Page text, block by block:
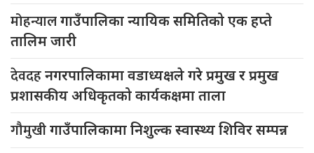
मोहन्यालगाउँपालिका न्यायिक समितिको एक हप्ते
तालिम जारी
देवदहनगरपालिकामा वडाध्यक्षले गरे प्रमुख र प्रमुख
प्रशासकीय अधिकृतको कार्यकक्षमा ताला
गौमुखीगाउँपालिकामा निशुल्क स्वास्थ्य शिविर सम्पन्न